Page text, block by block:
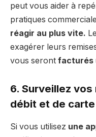
peut vous aider à
pratiques
réagir au plus vite.
exagérer leurs
vous seront facturés
6. Surveillez
débit et de
Si vous utilisez une